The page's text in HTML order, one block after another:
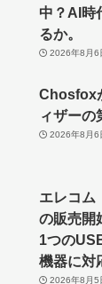
中？AI時
るか。
2026年8月6
Chosfox
ィザーの
2026年8月6
エレコム
の販売開
1つの
機器に対
2026年8月5